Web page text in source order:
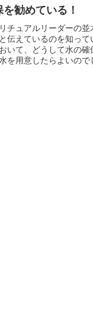
を勧めている！
チュアルリーダーの
伝えているのを知っ
いて、どうして水の
を用意したらよいので